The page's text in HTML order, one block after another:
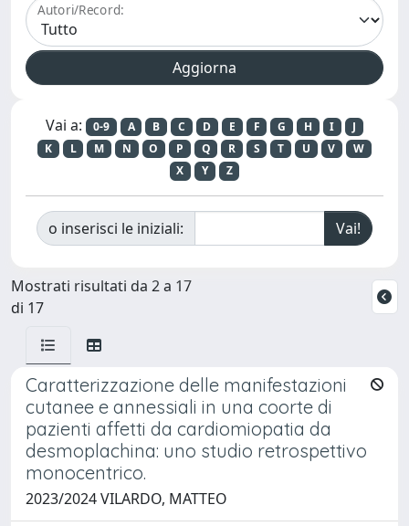
Autori/Record:
Vai a: 0-9 A B C D E F G H I
J
K
L M N O P Q R S T U V
W
X
Y Z
o inserisci le iniziali:
Mostrati risultati da 2 a 17
di 17
Caratterizzazione delle manifestazioni
cutanee e annessiali in una coorte di
pazienti affetti da cardiomiopatia da
desmoplachina: uno studio retrospettivo
monocentrico.
2023/2024 VILARDO, MATTEO